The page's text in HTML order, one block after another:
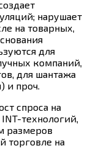
нарушает
на товарных,
для
компаний,
для шантажа
и проч.
спроса на
технологий,
размеров
торговле на